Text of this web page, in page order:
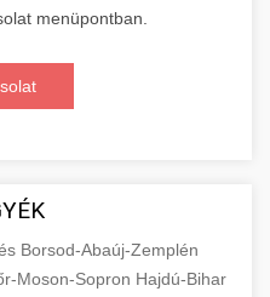
menüpontban.
Borsod-Abaúj-Zemplén
Moson-Sopron Hajdú-Bihar